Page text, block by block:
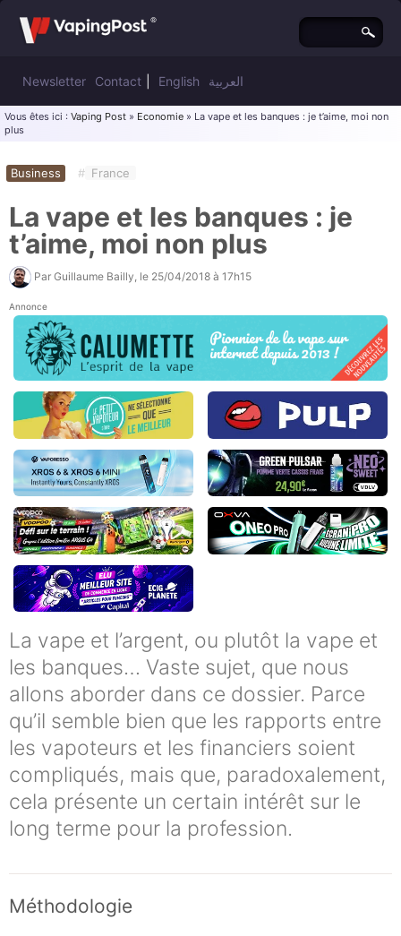
Newsletter Contact English العربية
Vous êtes ici : Vaping Post » Economie » La vape et les banques : je t’aime, moi non
plus
Business # France
La vape et les banques : je
t’aime, moi non plus
Par Guillaume Bailly , le 25/04/2018 à 17h15
Annonce
La vape et l’argent, ou plutôt la vape et
les banques… Vaste sujet, que nous
allons aborder dans ce dossier. Parce
qu’il semble bien que les rapports entre
les vapoteurs et les financiers soient
compliqués, mais que, paradoxalement,
cela présente un certain intérêt sur le
long terme pour la profession.
Méthodologie